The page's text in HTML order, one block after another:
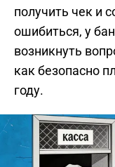
получить чек и
ошибиться, у
возникнуть
как безопасно
году.